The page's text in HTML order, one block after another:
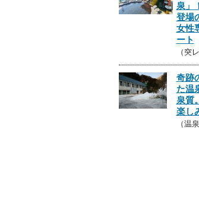
泉」
登場
女性
ート
（突
奇跡
た温
泉質
楽し
（温